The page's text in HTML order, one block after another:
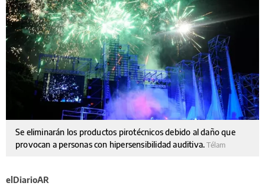
Se eliminarán los productos pirotécnicos debido al daño que
provocan a personas con hipersensibilidad auditiva.Télam
elDiarioAR